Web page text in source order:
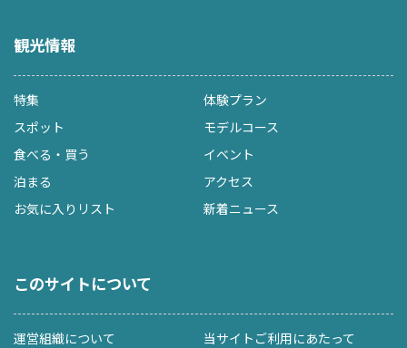
観光情報
特集
体験プラン
スポット
モデルコース
食べる・買う
イベント
泊まる
アクセス
お気に入りリスト
新着ニュース
このサイトについて
運営組織について
当サイトご利用にあたって